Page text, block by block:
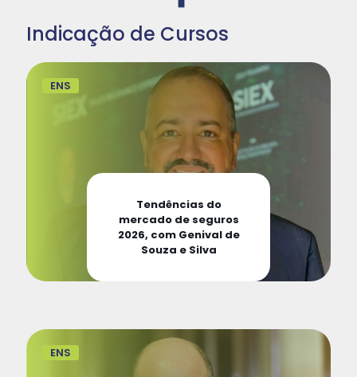
Indicação de Cursos
ENS
Tendências do
mercado de seguros
2026, com Genival de
Souza e Silva
ENS